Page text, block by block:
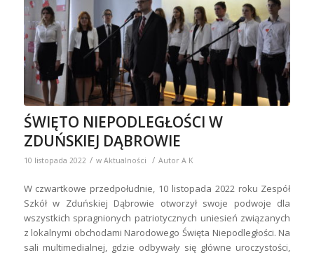
ŚWIĘTO NIEPODLEGŁOŚCI W
ZDUŃSKIEJ DĄBROWIE
10 listopada 2022 / w Aktualności / Autor A K
W czwartkowe przedpołudnie, 10 listopada 2022 roku Zespół
Szkół w Zduńskiej Dąbrowie otworzył swoje podwoje dla
wszystkich spragnionych patriotycznych uniesień związanych
z lokalnymi obchodami Narodowego Święta Niepodległości. Na
sali multimedialnej, gdzie odbywały się główne uroczystości,